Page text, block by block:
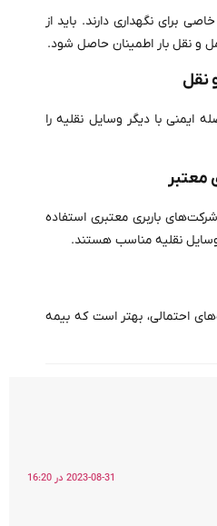
برای نگهداری دارند. باید از
و نقل بار اطمینان حاصل شود.
ایمنی با دیگر وسایل نقلیه را
باربری معتبری استفاده
وسایل نقلیه مناسب هستند.
احتمالی، بهتر است که بیمه
2023-08-31 در 16:20